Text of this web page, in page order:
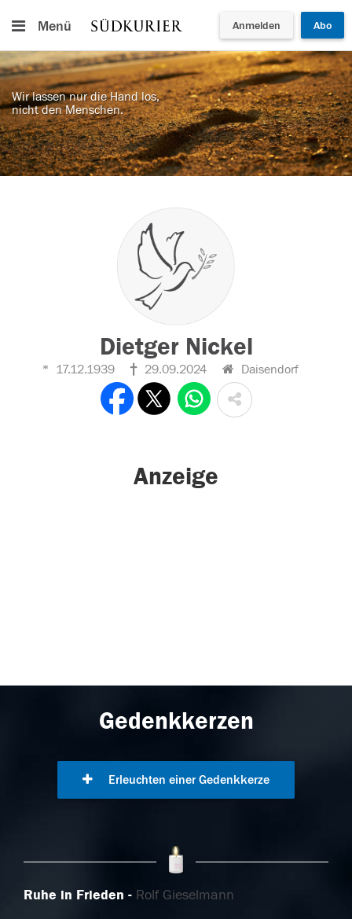
Menü Anmelden Abo
Wir lassen nur die Hand los,
nicht den Menschen.
Dietger Nickel
17.12.1939 29.09.2024 Daisendorf
Anzeige
Gedenkkerzen
Erleuchten einer Gedenkkerze
Ruhe in Frieden Rolf Gieselmann